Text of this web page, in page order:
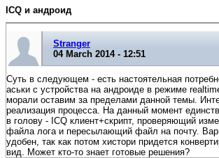
ICQ и андроид
Stranger
04 March 2014 - 12:51
Суть в следующем - есть настоятельная
аськи с устройства на андроиде в режиме
морали оставим за пределами данной темы.
реализация процесса. На данный момент
в голову - ICQ клиент+скрипт, проверяющий
файла лога и пересылающий файл на почту.
удобен, так как потом хистори придется
вид. Может кто-то знает готовые решения?